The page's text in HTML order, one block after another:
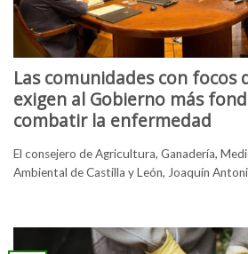
Las comunidades con focos
exigen al Gobierno más
combatir la enfermedad
El consejero de Agricultura, Ganadería,
Ambiental de Castilla y León, Joaquín